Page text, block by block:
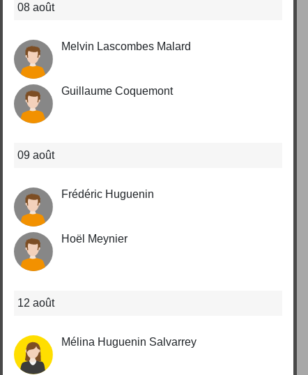
08 août
Melvin Lascombes Malard
Guillaume Coquemont
09 août
Frédéric Huguenin
Hoël Meynier
12 août
Mélina Huguenin Salvarrey